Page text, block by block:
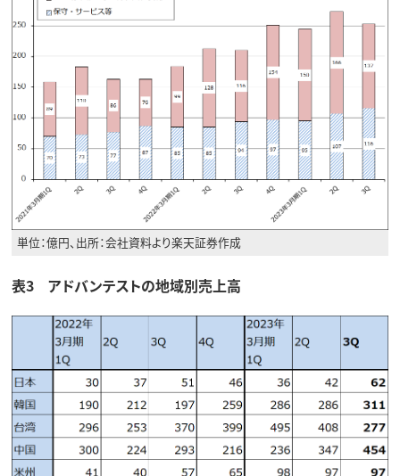
単位：億円、出所：会社資料より楽天証券作成
表3 アドバンテストの地域別売上高